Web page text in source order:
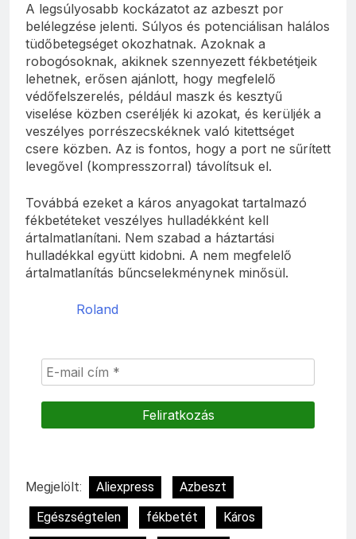
A legsúlyosabb kockázatot az azbeszt por
belélegzése jelenti. Súlyos és potenciálisan halálos
tüdőbetegséget okozhatnak. Azoknak a
robogósoknak, akiknek szennyezett fékbetétjeik
lehetnek, erősen ajánlott, hogy megfelelő
védőfelszerelés, például maszk és kesztyű
viselése közben cseréljék ki azokat, és kerüljék a
veszélyes porrészecskéknek való kitettséget
csere közben. Az is fontos, hogy a port ne sűrített
levegővel (kompresszorral) távolítsuk el.
Továbbá ezeket a káros anyagokat tartalmazó
fékbetéteket veszélyes hulladékként kell
ártalmatlanítani. Nem szabad a háztartási
hulladékkal együtt kidobni. A nem megfelelő
ártalmatlanítás bűncselekménynek minősül.
Roland
Megjelölt: Aliexpress
Azbeszt
Egészségtelen
fékbetét
Káros